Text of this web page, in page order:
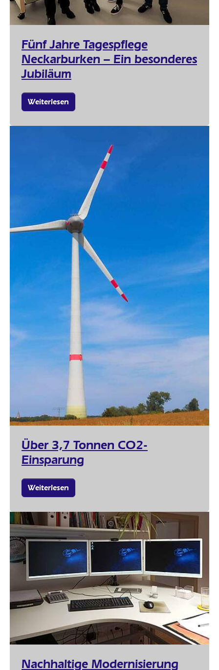
Fünf Jahre Tagespflege
Neckarburken – Ein besonderes
Jubiläum
Weiterlesen
Über 3,7 Tonnen CO2-
Einsparung
Weiterlesen
Nachhaltige Modernisierung